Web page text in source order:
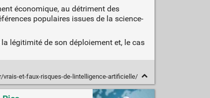
économique, au détriment des
populaires issues de la science-
légitimité de son déploiement et, le cas
et-faux-risques-de-lintelligence-artificielle/